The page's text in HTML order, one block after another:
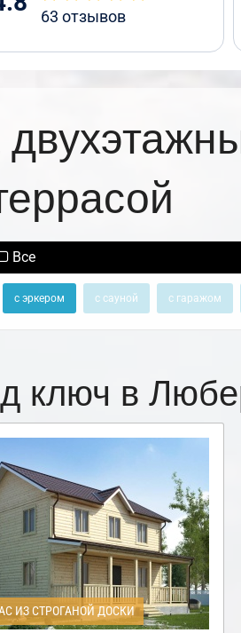
63 отзывов
Все
с эркером с сауной с гаражом
ключ в
ИЗ СТРОГАНОЙ ДОСКИ